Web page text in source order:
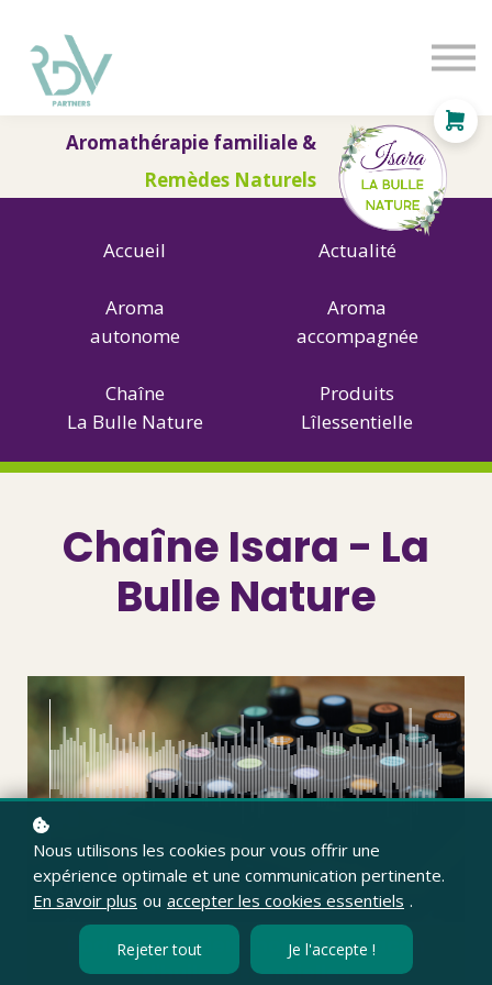
BLOG
Se connecter
Aromathérapie familiale &
Remèdes Naturels
Accueil Actualité
Aroma
autonome
Aroma
accompagnée
Chaîne
La Bulle Nature
Produits
Lîlessentielle
Chaîne Isara - La
Bulle Nature
00:00 / 07:52
Podcast #3 Bien choisir son flacon
d'huiles essentielles
Nous utilisons les cookies pour vous offrir une
expérience optimale et une communication pertinente.
En savoir plus ou accepter les cookies essentiels .
Rejeter tout Je l'accepte !